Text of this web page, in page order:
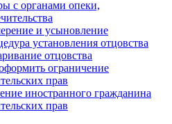
с органами опеки,
и усыновление
установления отцовства
отцовства
ограничение
прав
иностранного гражданина
прав